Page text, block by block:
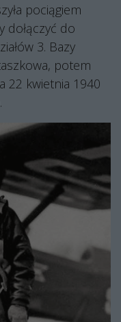
pociągiem
dołączyć do
3. Bazy
potem
22 kwietnia 1940